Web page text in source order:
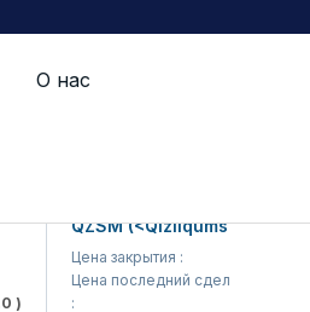
О нас
QZSM (<Qizilqumsement> AJ)
Цена закрытия :
Цена последний сделки